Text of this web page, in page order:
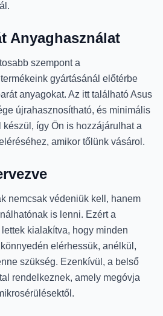
Anyaghasználat
szempont a
gyártásánál előtérbe
anyagokat. Az itt található Asus
újrahasznosítható, és minimális
készül, így Ön is hozzájárulhat a
amikor tőlünk vásárol.
nemcsak védeniük kell, hanem
is lenni. Ezért a
kialakítva, hogy minden
elérhessük, anélkül,
szükség. Ezenkívül, a belső
rendelkeznek, amely megóvja